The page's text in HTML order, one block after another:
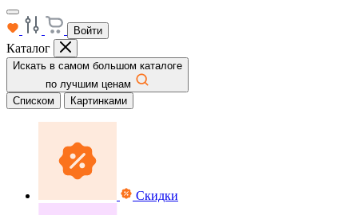
Войти
Каталог
Искать в самом большом каталоге
по лучшим ценам
Списком
Картинками
Скидки